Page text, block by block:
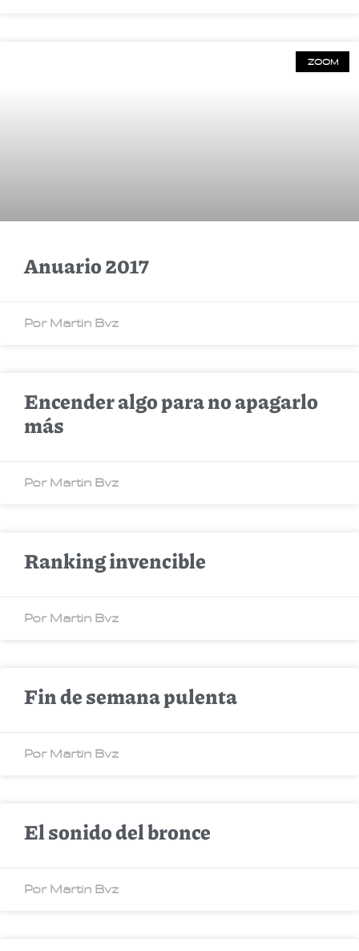
ZOOM
Anuario 2017
Por Martin Bvz
Encender algo para no apagarlo
más
Por Martin Bvz
Ranking invencible
Por Martin Bvz
Fin de semana pulenta
Por Martin Bvz
El sonido del bronce
Por Martin Bvz